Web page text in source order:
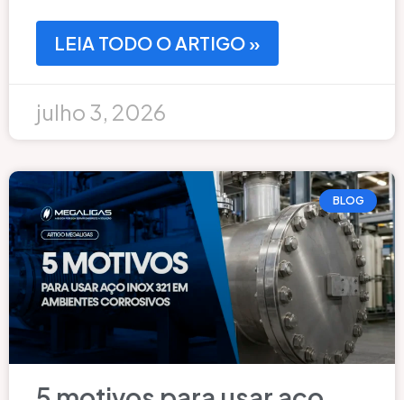
LEIA TODO O ARTIGO »
julho 3, 2026
BLOG